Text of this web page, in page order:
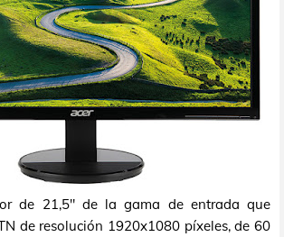
de 21,5" de la gama de entrada que
de resolución 1920x1080 píxeles, de 60